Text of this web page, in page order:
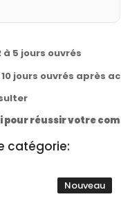
5 jours ouvrés
jours ouvrés après
pour réussir votre
catégorie:
Nouveau